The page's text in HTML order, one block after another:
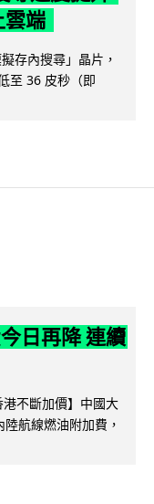
雲端
存內搜尋」晶片，
至 36 皮秒（即
日再降 連續
港不斷加價】中國大
航線燃油附加費，